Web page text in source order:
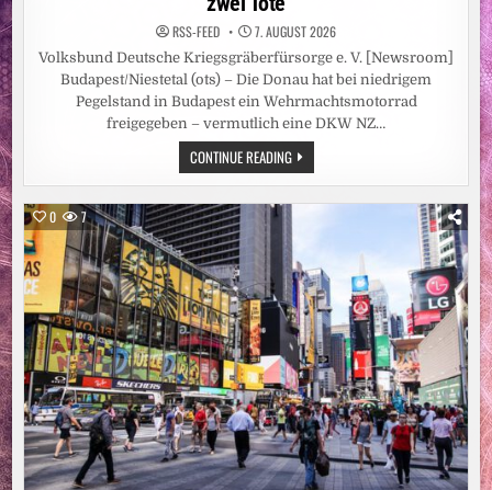
RSS-FEED 7. AUGUST 2026
Volksbund Deutsche Kriegsgräberfürsorge e. V. [Newsroom]
Budapest/Niestetal (ots) – Die Donau hat bei niedrigem
Pegelstand in Budapest ein Wehrmachtsmotorrad
freigegeben – vermutlich eine DKW NZ…
CONTINUE READINGNIEDRIGWASSER
DER
DONAU
GIBT
MOTORRAD
FREI
/
VOLKSBUND
EXHUMIERT
IM
FLUSSBETT
IN
BUDAPEST
ZWEI
TOTE
0 7